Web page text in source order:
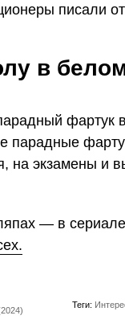
писали
в
фартук
парадные
на экзамены и
— в
Теги: